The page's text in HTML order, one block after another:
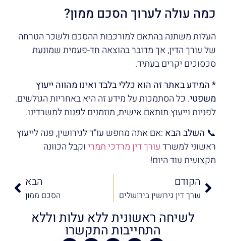
כמה עולה לערוך הסכם ממון?
העלות משתנה בהתאם למורכבות ההסכם ולשכר הטרחה
של עורך הדין, אך מדובר בהוצאה חד-פעמית שמונעת
סכסוכים יקרים בעתיד.
* המידע באתר זה הוא כללי בלבד ואינו מהווה ייעוץ
משפטי. כל הסתמכות על מידע זה היא באחריות הגולשים.
לפניות וייעוץ מותאם אישית, מוזמנים לפנות למשרדינו.
📞 השלב הבא :אם אתה מחפש עו"ד לגירושין, פנה לייעוץ
ראשוני למשרדעורך דין מרדכי תמריוקבל הכוונה
מקצועית עוד היום!
הקודם
עורך דין גירושין בירושלים
הבא
הסכם ממון
לשיחה ראשונית ללא עלות וללא
התחייבות התקשרו